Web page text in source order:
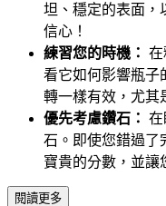
坦、穩定的表面，
信心！
練習您的時機： 在
看它如何影響瓶子
轉一樣有效，尤其
優先考慮鑽石： 在
石。即使您錯過了
寶貴的分數，並讓
閱讀更多